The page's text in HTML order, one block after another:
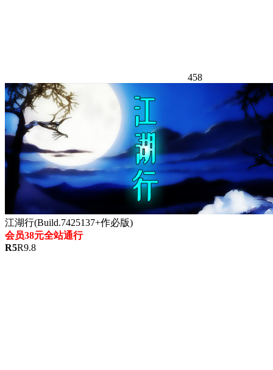
458
江湖行(Build.7425137+作必版)
会员38元全站通行
R5R9.8